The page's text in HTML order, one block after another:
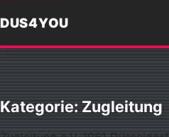
DUS4YOU
Kategorie: Zugleitung